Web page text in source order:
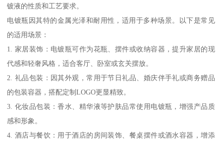
镀液的性质和工艺要求。
电镀瓶因其特的金属光泽和耐用性，适用于多种场景。以下是常见
的适用场景：
1. 家居装饰：电镀瓶可作为花瓶、摆件或收纳容器，提升家居的现
代感和轻奢风格，适合客厅、卧室或玄关摆放。
2. 礼品包装：因其外观，常用于节日礼品、婚庆伴手礼或商务赠品
的包装容器，搭配定制LOGO更显精致。
3. 化妆品包装：香水、精华液等护肤品常使用电镀瓶，增强产品质
感和形象。
4. 酒店与餐饮：用于酒店的房间装饰、餐桌摆件或酒水容器，增添